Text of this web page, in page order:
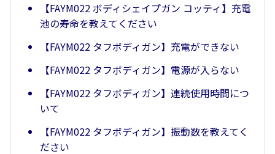
【FAYM022 ボディシェイプガン コッティ】充電
池の寿命を教えてください
【FAYM022 タフボディガン】充電ができない
【FAYM022 タフボディガン】電源が入らない
【FAYM022 タフボディガン】連続使用時間につ
いて
【FAYM022 タフボディガン】振動数を教えてく
ださい